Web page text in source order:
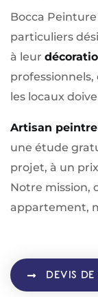
Bocca Peinture
particuliers
à leur
les locaux
Artisan peintre
une étude
projet, à un
Notre mission,
appartement,
DEVIS DE